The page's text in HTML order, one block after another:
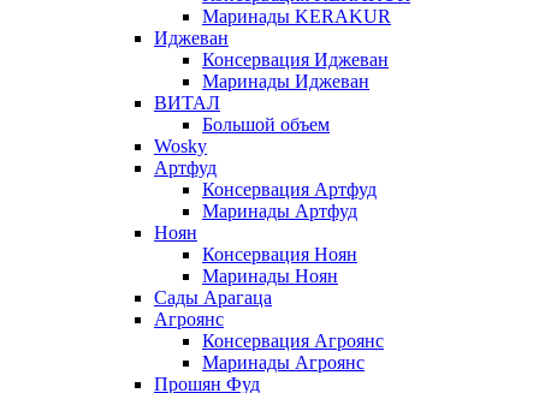
Маринады KERAKUR
Иджеван
Консервация Иджеван
Маринады Иджеван
ВИТАЛ
Большой объем
Wosky
Артфуд
Консервация Артфуд
Маринады Артфуд
Ноян
Консервация Ноян
Маринады Ноян
Сады Арагаца
Агроянс
Консервация Агроянс
Маринады Агроянс
Прошян Фуд